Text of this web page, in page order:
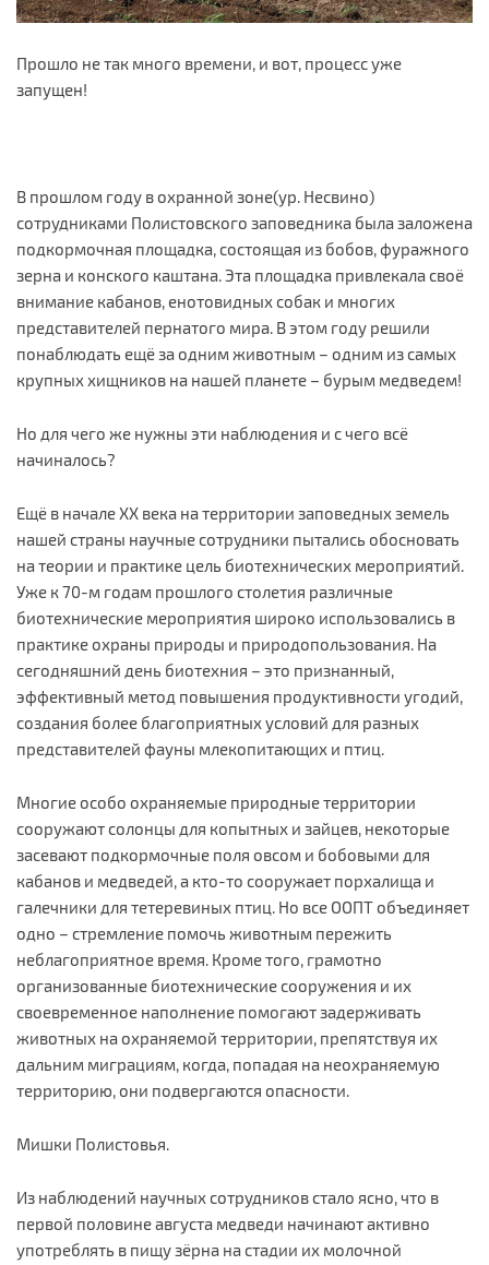
Прошло не так много времени, и вот, процесс уже
запущен!
В прошлом году в охранной зоне(ур. Несвино)
сотрудниками Полистовского заповедника была заложена
подкормочная площадка, состоящая из бобов, фуражного
зерна и конского каштана. Эта площадка привлекала своё
внимание кабанов, енотовидных собак и многих
представителей пернатого мира. В этом году решили
понаблюдать ещё за одним животным – одним из самых
крупных хищников на нашей планете – бурым медведем!
Но для чего же нужны эти наблюдения и с чего всё
начиналось?
Ещё в начале XX века на территории заповедных земель
нашей страны научные сотрудники пытались обосновать
на теории и практике цель биотехнических мероприятий.
Уже к 70-м годам прошлого столетия различные
биотехнические мероприятия широко использовались в
практике охраны природы и природопользования. На
сегодняшний день биотехния – это признанный,
эффективный метод повышения продуктивности угодий,
создания более благоприятных условий для разных
представителей фауны млекопитающих и птиц.
Многие особо охраняемые природные территории
сооружают солонцы для копытных и зайцев, некоторые
засевают подкормочные поля овсом и бобовыми для
кабанов и медведей, а кто-то сооружает порхалища и
галечники для тетеревиных птиц. Но все ООПТ объединяет
одно – стремление помочь животным пережить
неблагоприятное время. Кроме того, грамотно
организованные биотехнические сооружения и их
своевременное наполнение помогают задерживать
животных на охраняемой территории, препятствуя их
дальним миграциям, когда, попадая на неохраняемую
территорию, они подвергаются опасности.
Мишки Полистовья.
Из наблюдений научных сотрудников стало ясно, что в
первой половине августа медведи начинают активно
употреблять в пищу зёрна на стадии их молочной